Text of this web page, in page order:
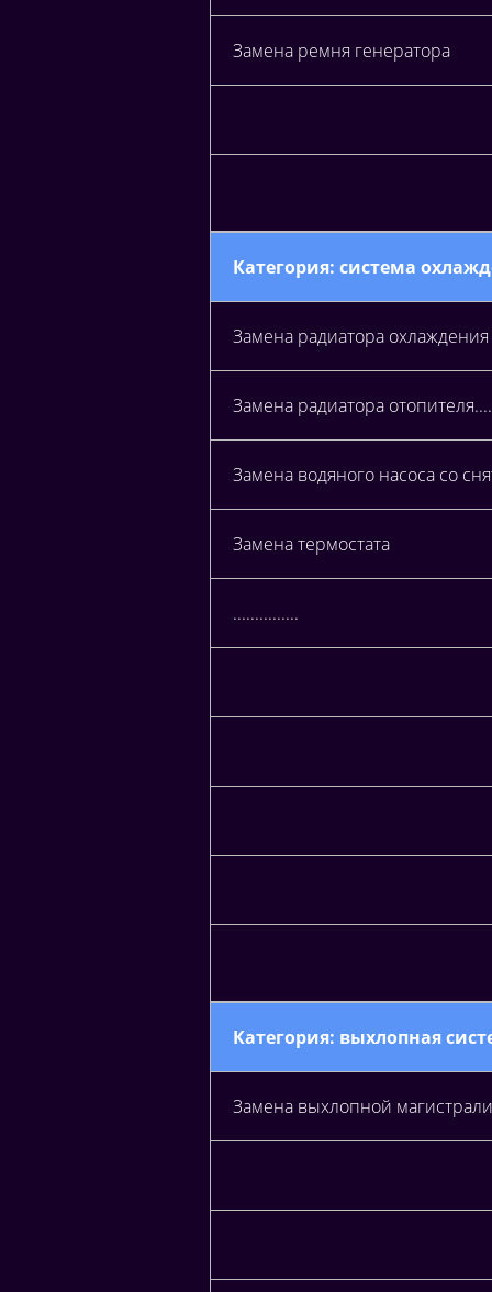
Замена ремня генератора
Категория: система
Замена радиатора охлаждения
Замена радиатора
Замена водяного насоса со
Замена термостата
...............
Категория: выхлопная
Замена выхлопной